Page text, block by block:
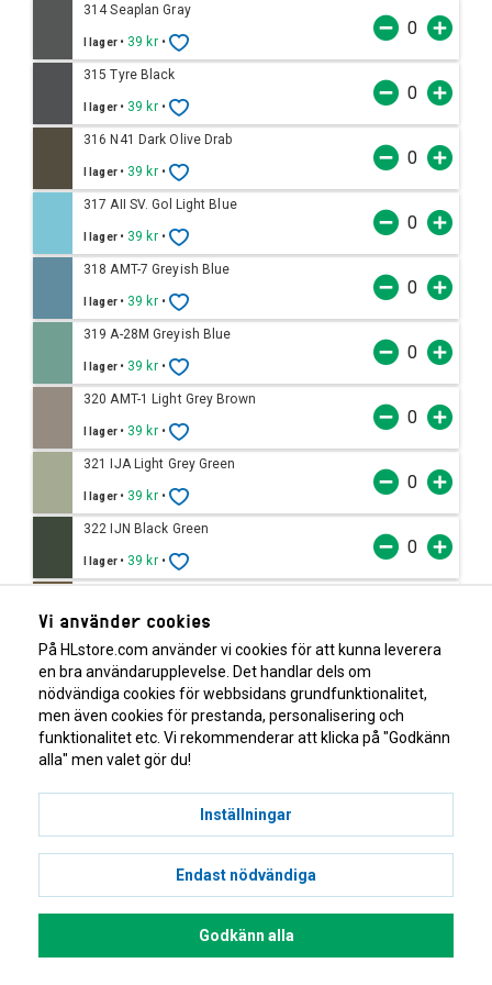
314 Seaplan Gray
I lager • 39 kr •
315 Tyre Black
I lager • 39 kr •
316 N41 Dark Olive Drab
I lager • 39 kr •
317 AII SV. Gol Light Blue
I lager • 39 kr •
318 AMT-7 Greyish Blue
I lager • 39 kr •
319 A-28M Greyish Blue
I lager • 39 kr •
320 AMT-1 Light Grey Brown
I lager • 39 kr •
321 IJA Light Grey Green
I lager • 39 kr •
322 IJN Black Green
I lager • 39 kr •
I lager•39 kr•
324 BS Dark Green
I lager •39 kr•
325 IJN Dark Black Green
I lager•39 kr•
327 IAF Sand
328 Light Blu
Vi använder cookies
På HLstore.com använder vi cookies för att kunna leverera
en bra användarupplevelse. Det handlar dels om
nödvändiga cookies för webbsidans grundfunktionalitet,
men även cookies för prestanda, personalisering och
funktionalitet etc. Vi rekommenderar att klicka på "Godkänn
alla" men valet gör du!
Inställningar
Endast nödvändiga
Godkänn alla